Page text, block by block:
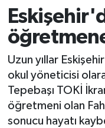
Uzun yıllar
okul yöneticisi
Tepebaşı TOKİ
öğretmeni olan
sonucu hayatı
SPOR
YAŞAM
Son Dakika
Haber Arşivi